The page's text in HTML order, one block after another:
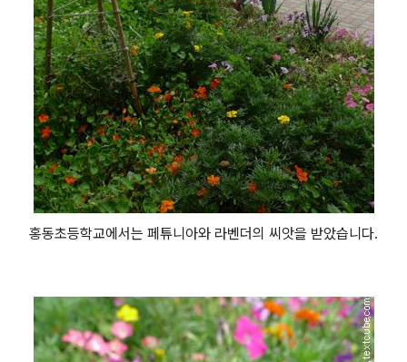
홍동초등학교에서는 페튜니아와 라벤더의 씨앗을 받았습니다.